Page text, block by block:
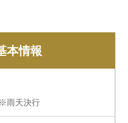
本情報
雨天決行